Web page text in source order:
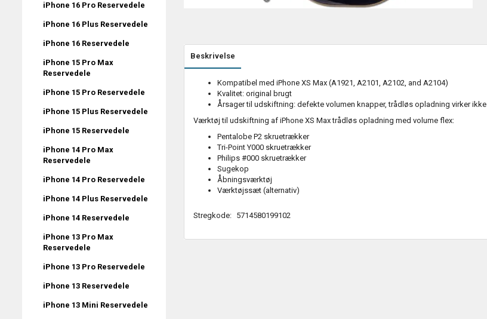
iPhone 16 Pro Reservedele
iPhone 16 Plus Reservedele
iPhone 16 Reservedele
iPhone 15 Pro Max
Reservedele
iPhone 15 Pro Reservedele
iPhone 15 Plus Reservedele
iPhone 15 Reservedele
iPhone 14 Pro Max
Reservedele
iPhone 14 Pro Reservedele
iPhone 14 Plus Reservedele
iPhone 14 Reservedele
iPhone 13 Pro Max
Reservedele
iPhone 13 Pro Reservedele
iPhone 13 Reservedele
iPhone 13 Mini Reservedele
Beskrivelse
Kompatibel med iPhone XS Max (A1921, A2101, A2102, and A2104)
Kvalitet: original brugt
Årsager til udskiftning: defekte volumen knapper, trådløs opladning virker ikke
Værktøj til udskiftning af iPhone XS Max trådløs opladning med volume flex:
Pentalobe P2 skruetrækker
Tri-Point Y000 skruetrækker
Philips #000 skruetrækker
Sugekop
Åbningsværktøj
Værktøjssæt(alternativ)
Stregkode: 5714580199102